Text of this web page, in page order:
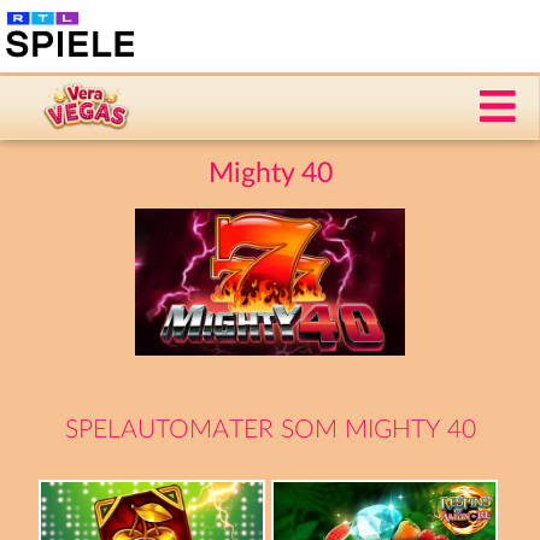
Mighty 40
SPELAUTOMATER SOM MIGHTY 40